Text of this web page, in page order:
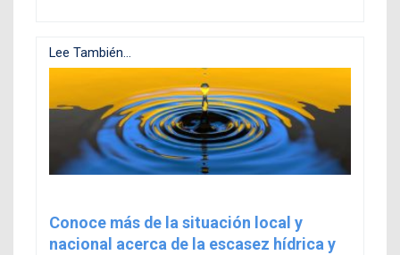
Lee También...
Conoce más de la situación local y
nacional acerca de la escasez hídrica y